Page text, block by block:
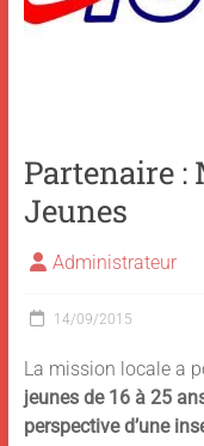
Partenaire :
Jeunes
Administrateur
14/09/2015
La mission locale a
jeunes de 16 à 25
perspective d’une